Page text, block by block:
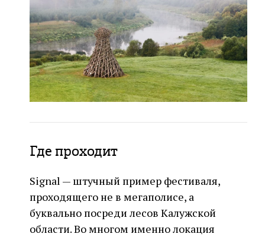
Где проходит
Signal — штучный пример фестиваля,
проходящего не в мегаполисе, а
буквально посреди лесов Калужской
области. Во многом именно локация